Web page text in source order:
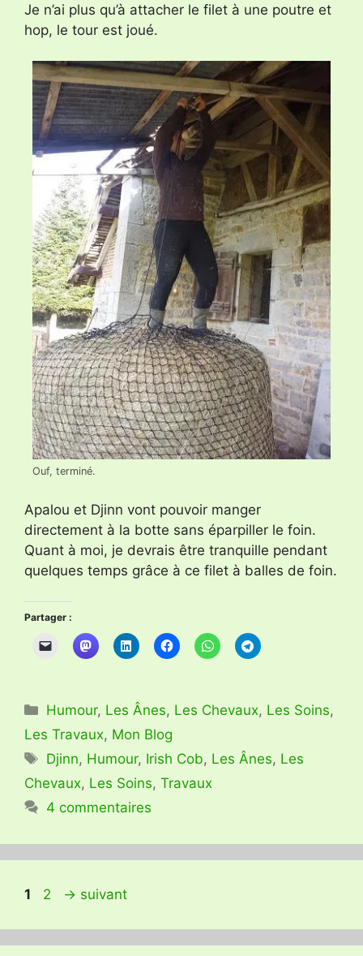
Je n’ai plus qu’à attacher le filet à une poutre et
hop, le tour est joué.
Ouf, terminé.
Apalou et Djinn vont pouvoir manger
directement à la botte sans éparpiller le foin.
Quant à moi, je devrais être tranquille pendant
quelques temps grâce à ce filet à balles de foin.
Partager :
Catégories
Humour, Les Ânes, Les Chevaux, Les Soins,
Les Travaux, Mon Blog
Étiquettes
Djinn, Humour, Irish Cob, Les Ânes, Les
Chevaux, Les Soins, Travaux
4 commentaires
Page
1 Page
2 → suivant